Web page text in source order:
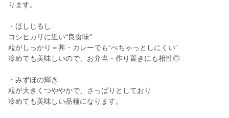
ります。
・ほしじるし
コシヒカリに近い“良食味”
粒がしっかり＝丼・カレーでも“べちゃっとしにくい”
冷めても美味しいので、お弁当・作り置きにも相性◎
・みずほの輝き
粒が大きくつややかで、さっぱりとしており
冷めても美味しい品種になります。